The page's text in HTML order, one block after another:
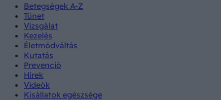
Betegségek A-Z
Tünet
Vizsgálat
Kezelés
Életmódváltás
Kutatás
Prevenció
Hírek
Videók
Kisállatok egészsége